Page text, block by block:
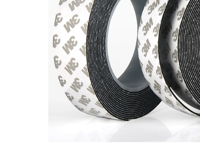
3M Băng keo một
mặt EVA Đen Bọt
Băng Băng Băng
Chống nước Cửa
không thấm nước
Seam Chống gió Âm
thanh Cửa cách âm
Dọc Dải cửa sổ Dải
dày chống địa chấn
Niêm phong Rush
Sea Stike Tự dính
3M300LSE Keo hai
mặt siêu mỏng liền
mạch mạnh mẽ
trong suốt keo dán
hai mặt 3M9495Le
hai mặt điện thoại di
động màn hình điện
thoại sửa chữa cao
su bảng điện xe
điện tinh thể màn
hình cao nhiệt độ
cao
352,000